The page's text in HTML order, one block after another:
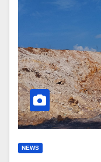
NEWS